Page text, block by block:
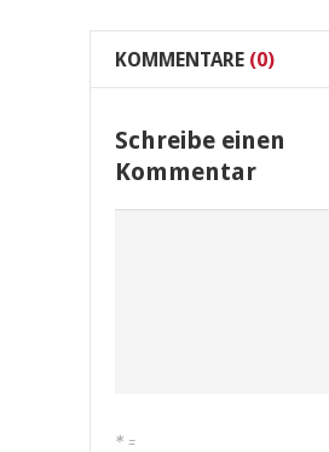
KOMMENTARE (0)
Schreibe einen
Kommentar
* =